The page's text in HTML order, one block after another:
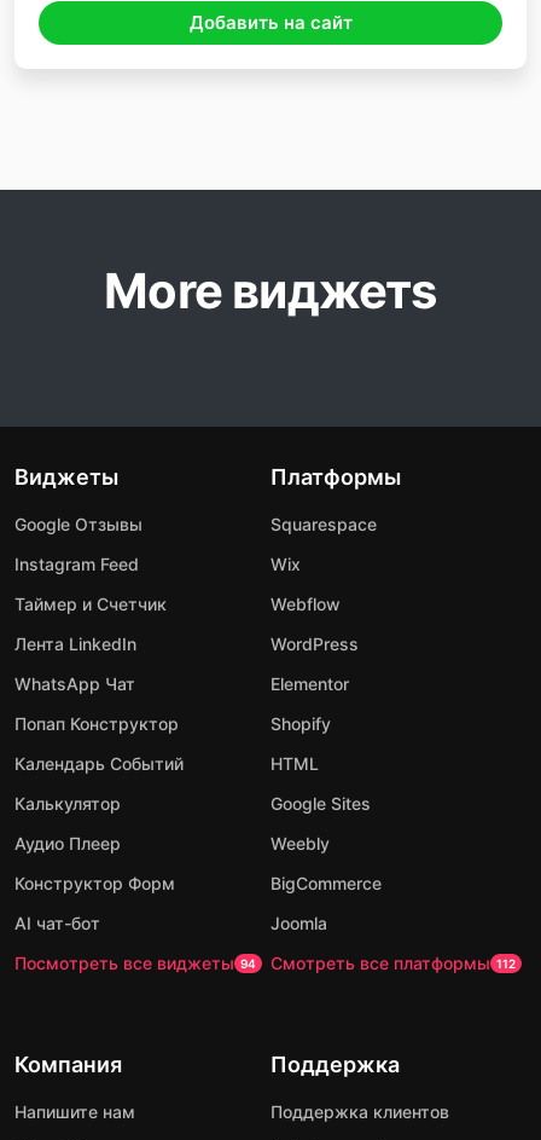
Добавить на сайт
More виджетs
Виджеты
Google Отзывы
Instagram Feed
Таймер и Счетчик
Лента LinkedIn
WhatsApp Чат
Попап Конструктор
Календарь Событий
Калькулятор
Аудио Плеер
Конструктор Форм
AI чат-бот
Посмотреть все виджеты 94
Платформы
Squarespace
Wix
Webflow
WordPress
Elementor
Shopify
HTML
Google Sites
Weebly
BigCommerce
Joomla
Смотреть все платформы 112
Компания
Напишите нам
Поддержка
Поддержка клиентов